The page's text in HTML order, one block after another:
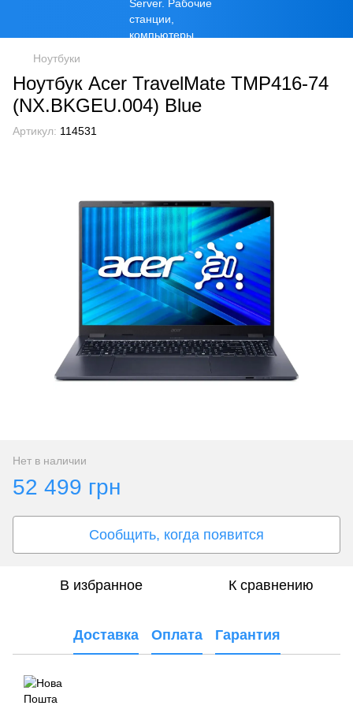
Ноутбуки
Ноутбук Acer TravelMate TMP416-74
(NX.BKGEU.004) Blue
Артикул: 114531
Нет в наличии
52 499 грн
Сообщить, когда появится
В избранное К сравнению
Доставка Оплата Гарантия